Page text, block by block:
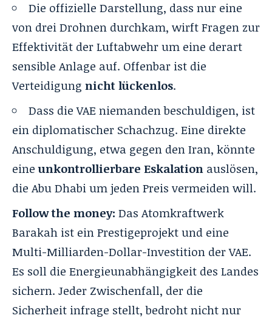
Die offizielle Darstellung, dass nur eine
von drei Drohnen durchkam, wirft Fragen zur
Effektivität der Luftabwehr um eine derart
sensible Anlage auf. Offenbar ist die
Verteidigung nicht lückenlos.
Dass die VAE niemanden beschuldigen, ist
ein diplomatischer Schachzug. Eine direkte
Anschuldigung, etwa gegen den Iran, könnte
eineunkontrollierbare Eskalation auslösen,
die Abu Dhabi um jeden Preis vermeiden will.
Follow the money: Das Atomkraftwerk
Barakah ist ein Prestigeprojekt und eine
Multi-Milliarden-Dollar-Investition der VAE.
Es soll die Energieunabhängigkeit des Landes
sichern. Jeder Zwischenfall, der die
Sicherheit infrage stellt, bedroht nicht nur